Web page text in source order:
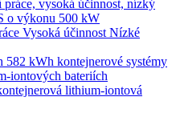
Vysoká účinnost Nízké
lithium-iontová